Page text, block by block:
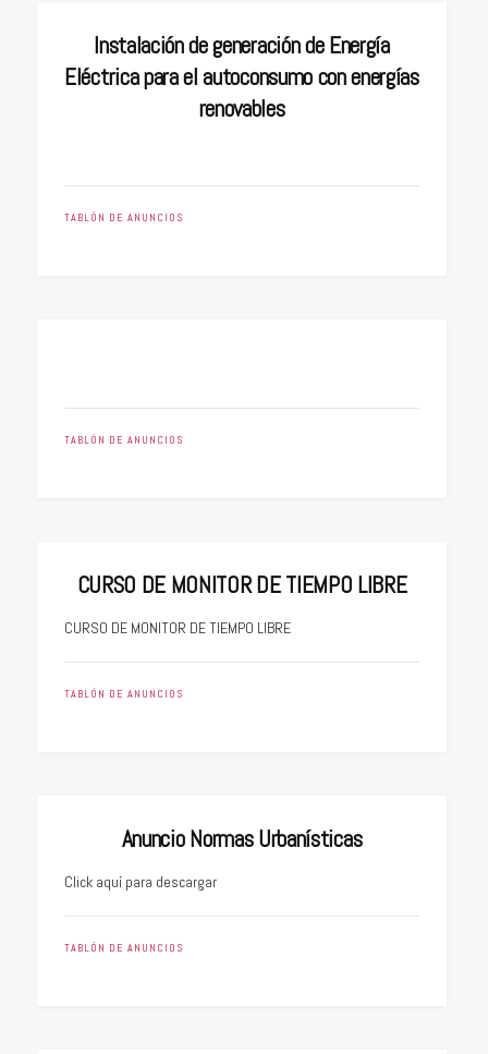
Instalación de generación de Energía
Eléctrica para el autoconsumo con energías
renovables
TABLÓN DE ANUNCIOS
TABLÓN DE ANUNCIOS
CURSO DE MONITOR DE TIEMPO LIBRE
CURSO DE MONITOR DE TIEMPO LIBRE
TABLÓN DE ANUNCIOS
Anuncio Normas Urbanísticas
Click aquí para descargar
TABLÓN DE ANUNCIOS